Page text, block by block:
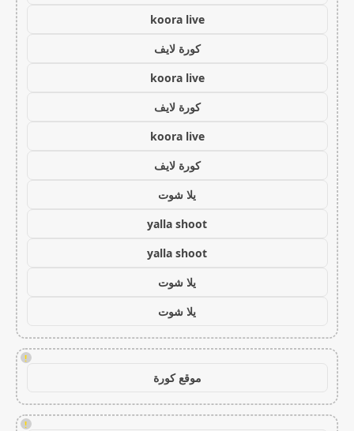
koora live
كورة لايف
koora live
كورة لايف
koora live
كورة لايف
يلا شوت
yalla shoot
yalla shoot
يلا شوت
يلا شوت
!
موقع كورة
!